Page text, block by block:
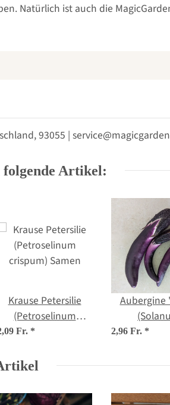
Natürlich ist auch die
93055 |
folgende Artikel:
Krause Petersilie
(Petroselinum
crispum) Samen
Fr. *
Aubergine
2,96 Fr. *